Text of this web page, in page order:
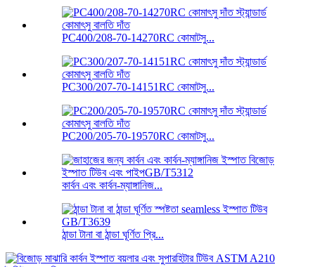
PC400/208-70-14270RC কোমাটসু...
PC300/207-70-14151RC কোমাটসু...
PC200/205-70-19570RC কোমাটসু...
কার্বন এবং কার্বন-ম্যাঙ্গানিজ...
ঠান্ডা টানা বা ঠান্ডা ঘূর্ণিত প্রি...